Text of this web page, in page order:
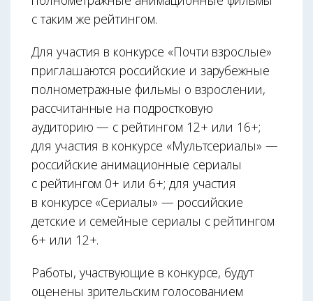
с таким же рейтингом.
Для участия в конкурсе «Почти взрослые»
приглашаются российские и зарубежные
полнометражные фильмы о взрослении,
рассчитанные на подростковую
аудиторию — с рейтингом 12+ или 16+;
для участия в конкурсе «Мультсериалы» —
российские анимационные сериалы
с рейтингом 0+ или 6+; для участия
в конкурсе «Сериалы» — российские
детские и семейные сериалы с рейтингом
6+ или 12+.
Работы, участвующие в конкурсе, будут
оценены зрительским голосованием